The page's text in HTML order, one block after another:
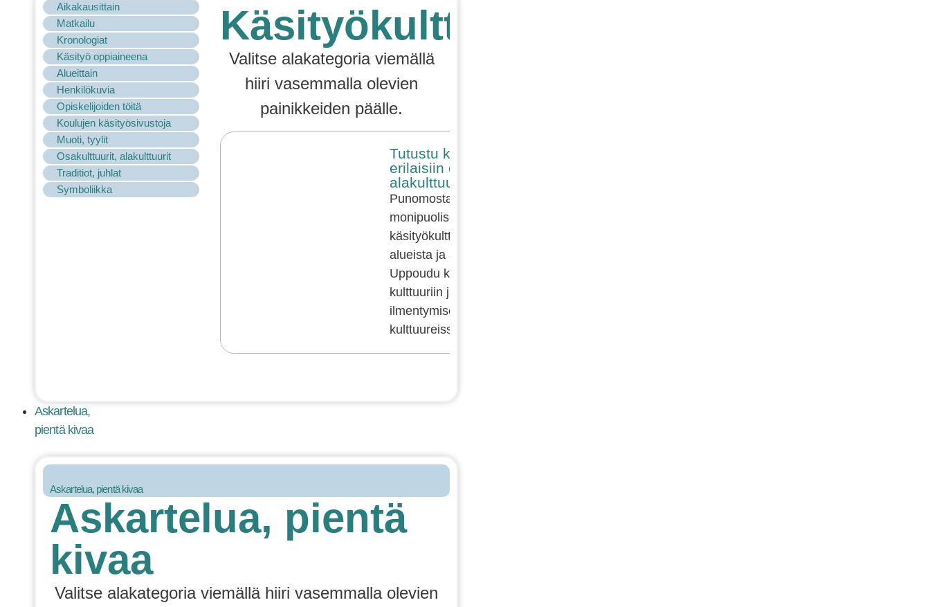
Aikakausittain
Matkailu
Kronologiat
Käsityö oppiaineena
Alueittain
Henkilökuvia
Opiskelijoiden töitä
Koulujen käsityösivustoja
Muoti, tyylit
Osakulttuurit, alakulttuurit
Traditiot, juhlat
Symboliikka
Käsityökulttuuri
Valitse alakategoria viemällä
hiiri vasemmalla olevien
painikkeiden päälle.
Tutustu käsityön
erilaisiin osa- ja
alakulttuureihin!
Punomosta löytyy hyvin
monipuolisesti tietoa
käsityökulttuurin eri osa-
alueista ja alakulttuureista.
Uppoudu käsillä tekemisen
kulttuuriin ja käsityön
ilmentymiseen eri
kulttuureissa!
Askartelua,
pientä kivaa
Askartelua, pientä kivaa
Askartelua, pientä
kivaa
Valitse alakategoria viemällä hiiri vasemmalla olevien